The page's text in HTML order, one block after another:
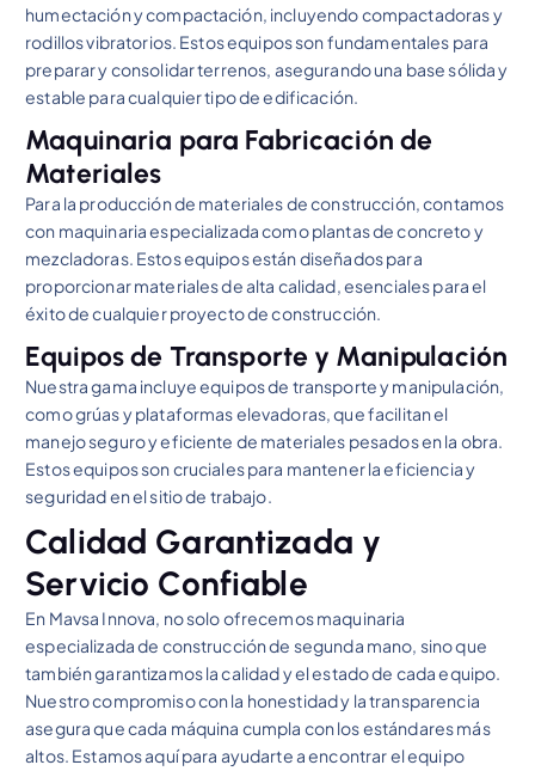
humectación y compactación, incluyendo compactadoras y
rodillos vibratorios. Estos equipos son fundamentales para
preparar y consolidar terrenos, asegurando una base sólida y
estable para cualquier tipo de edificación.
Maquinaria para Fabricación de
Materiales
Para la producción de materiales de construcción, contamos
con maquinaria especializada como plantas de concreto y
mezcladoras. Estos equipos están diseñados para
proporcionar materiales de alta calidad, esenciales para el
éxito de cualquier proyecto de construcción.
Equipos de Transporte y Manipulación
Nuestra gama incluye equipos de transporte y manipulación,
como grúas y plataformas elevadoras, que facilitan el
manejo seguro y eficiente de materiales pesados en la obra.
Estos equipos son cruciales para mantener la eficiencia y
seguridad en el sitio de trabajo.
Calidad Garantizada y
Servicio Confiable
En Mavsa Innova, no solo ofrecemos maquinaria
especializada de construcción de segunda mano, sino que
también garantizamos la calidad y el estado de cada equipo.
Nuestro compromiso con la honestidad y la transparencia
asegura que cada máquina cumpla con los estándares más
altos. Estamos aquí para ayudarte a encontrar el equipo